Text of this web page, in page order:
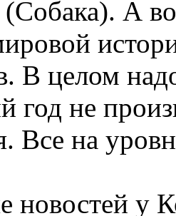
(Собака). А
В целом
год не
Все на
новостей у